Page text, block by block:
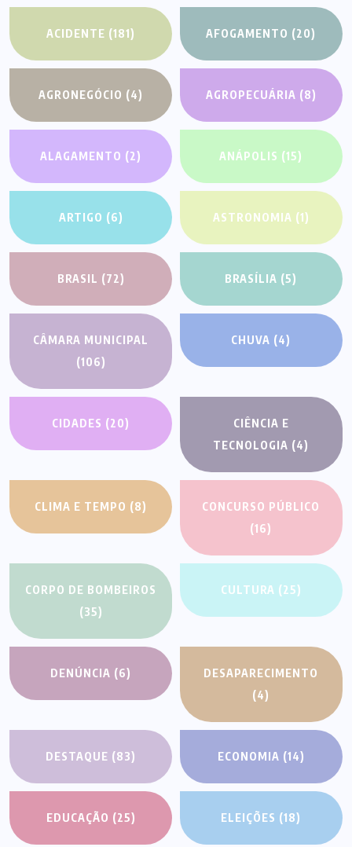
ACIDENTE (181) AFOGAMENTO (20)
AGRONEGÓCIO (4) AGROPECUÁRIA (8)
ALAGAMENTO (2) ANÁPOLIS (15)
ARTIGO (6) ASTRONOMIA (1)
BRASIL (72) BRASÍLIA (5)
CÂMARA MUNICIPAL
(106)
CHUVA (4)
CIDADES (20)
CIÊNCIA E
TECNOLOGIA (4)
CLIMA E TEMPO (8)
CONCURSO PÚBLICO
(16)
CORPO DE BOMBEIROS
(35)
CULTURA (25)
DENÚNCIA (6)
DESAPARECIMENTO
(4)
DESTAQUE (83) ECONOMIA (14)
EDUCAÇÃO (25) ELEIÇÕES (18)